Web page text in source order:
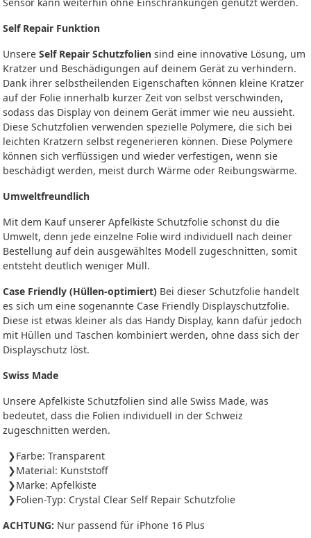
Self Repair Funktion
Unsere Self Repair Schutzfolien sind eine innovative Lösung, um
Kratzer und Beschädigungen auf deinem Gerät zu verhindern.
Dank ihrer selbstheilenden Eigenschaften können kleine Kratzer
auf der Folie innerhalb kurzer Zeit von selbst verschwinden,
sodass das Display von deinem Gerät immer wie neu aussieht.
Diese Schutzfolien verwenden spezielle Polymere, die sich bei
leichten Kratzern selbst regenerieren können. Diese Polymere
können sich verflüssigen und wieder verfestigen, wenn sie
beschädigt werden, meist durch Wärme oder Reibungswärme.
Umweltfreundlich
Mit dem Kauf unserer Apfelkiste Schutzfolie schonst du die
Umwelt, denn jede einzelne Folie wird individuell nach deiner
Bestellung auf dein ausgewähltes Modell zugeschnitten, somit
entsteht deutlich weniger Müll.
Case Friendly (Hüllen-optimiert) Bei dieser Schutzfolie handelt
es sich um eine sogenannte Case Friendly Displayschutzfolie.
Diese ist etwas kleiner als das Handy Display, kann dafür jedoch
mit Hüllen und Taschen kombiniert werden, ohne dass sich der
Displayschutz löst.
Swiss Made
Unsere Apfelkiste Schutzfolien sind alle Swiss Made, was
bedeutet, dass die Folien individuell in der Schweiz
zugeschnitten werden.
Farbe: Transparent
Material: Kunststoff
Marke: Apfelkiste
Folien-Typ: Crystal Clear Self Repair Schutzfolie
ACHTUNG: Nur passend für iPhone 16 Plus